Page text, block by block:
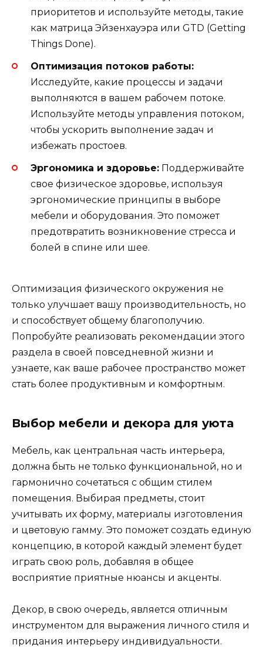
приоритетов и используйте методы, такие
как матрица Эйзенхауэра или GTD (Getting
Things Done).
Оптимизация потоков работы:
Исследуйте, какие процессы и задачи
выполняются в вашем рабочем потоке.
Используйте методы управления потоком,
чтобы ускорить выполнение задач и
избежать простоев.
Эргономика и здоровье: Поддерживайте
свое физическое здоровье, используя
эргономические принципы в выборе
мебели и оборудования. Это поможет
предотвратить возникновение стресса и
болей в спине или шее.
Оптимизация физического окружения не
только улучшает вашу производительность, но
и способствует общему благополучию.
Попробуйте реализовать рекомендации этого
раздела в своей повседневной жизни и
узнаете, как ваше рабочее пространство может
стать более продуктивным и комфортным.
Выбор мебели и декора для уюта
Мебель, как центральная часть интерьера,
должна быть не только функциональной, но и
гармонично сочетаться с общим стилем
помещения. Выбирая предметы, стоит
учитывать их форму, материалы изготовления
и цветовую гамму. Это поможет создать единую
концепцию, в которой каждый элемент будет
играть свою роль, добавляя в общее
восприятие приятные нюансы и акценты.
Декор, в свою очередь, является отличным
инструментом для выражения личного стиля и
придания интерьеру индивидуальности.